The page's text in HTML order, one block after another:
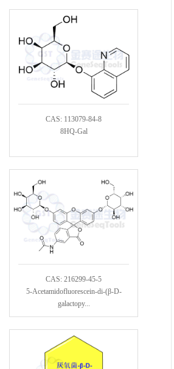
CAS: 113079-84-8
8HQ-Gal
CAS: 216299-45-5
5-Acetamidofluorescein-di-(β-D-
galactopy...